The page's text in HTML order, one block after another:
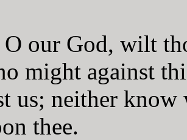
our God, wilt
might against
us; neither
thee.